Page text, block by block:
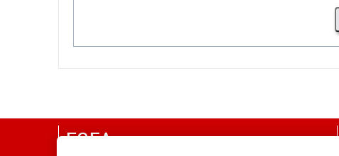
EGEA